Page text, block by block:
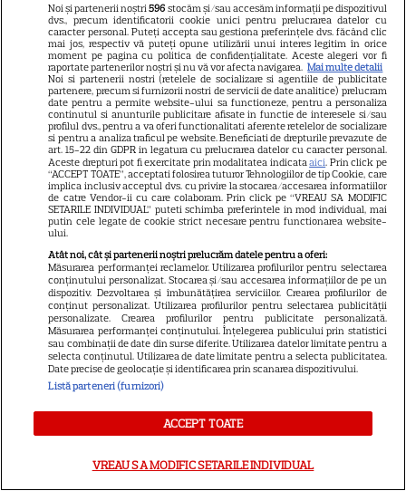
Despre Tvmania
Contact
Contacte televiziuni
Abonamente
Publicitate
Termeni și condiții
Despre cookies
Politica de confidenţialitate
Sitemap
Noi și partenerii noștri596 stocăm și/sau accesăm informații pe dispozitivul
dvs., precum identificatorii cookie unici pentru prelucrarea datelor cu
caracter personal. Puteți accepta sau gestiona preferințele dvs. făcând clic
mai jos, respectiv vă puteți opune utilizării unui interes legitim în orice
moment pe pagina cu politica de confidențialitate. Aceste alegeri vor fi
raportate partenerilor noștri și nu vă vor afecta navigarea. Mai multe detalii
Noi si partenerii nostri (retelele de socializare si agentiile de publicitate
partenere, precum si furnizorii nostri de servicii de date analitice) prelucram
date pentru a permite website-ului sa functioneze, pentru a personaliza
continutul si anunturile publicitare afisate in functie de interesele si/sau
profilul dvs., pentru a va oferi functionalitati aferente retelelor de socializare
si pentru a analiza traficul pe website. Beneficiati de drepturile prevazute de
art. 15-22 din GDPR in legatura cu prelucrarea datelor cu caracter personal.
Aceste drepturi pot fi exercitate prin modalitatea indicataaici. Prin click pe
“ACCEPT TOATE”, acceptati folosirea tuturor Tehnologiilor de tip Cookie, care
implica inclusiv acceptul dvs. cu privire la stocarea/accesarea informatiilor
de catre Vendor-ii cu care colaboram. Prin click pe “VREAU SA MODIFIC
SETARILE INDIVIDUAL” puteti schimba preferintele in mod individual, mai
putin cele legate de cookie strict necesare pentru functionarea website-
ului.
Atât noi, cât și partenerii noștri prelucrăm datele pentru a oferi:
Măsurarea performanței reclamelor. Utilizarea profilurilor pentru selectarea
conținutului personalizat. Stocarea și/sau accesarea informațiilor de pe un
dispozitiv. Dezvoltarea și îmbunătățirea serviciilor. Crearea profilurilor de
conținut personalizat. Utilizarea profilurilor pentru selectarea publicității
personalizate. Crearea profilurilor pentru publicitate personalizată.
Măsurarea performanței conținutului. Înțelegerea publicului prin statistici
sau combinații de date din surse diferite. Utilizarea datelor limitate pentru a
selecta conținutul. Utilizarea de date limitate pentru a selecta publicitatea.
Date precise de geolocație și identificarea prin scanarea dispozitivului.
Listă parteneri (furnizori)
ACCEPT TOATE
VREAU SA MODIFIC SETARILE INDIVIDUAL